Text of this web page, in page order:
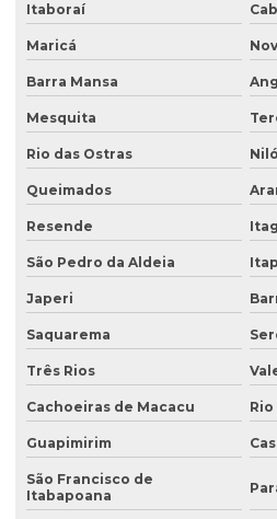
Análise de solo contaminado
Análise de solo física
Análise de solo fósforo
Análise de solo laboratório
Análise de solo valor
Avaliação ambiental preliminar
Avaliação ambiental de terrenos
Avaliação de área de risco ambiental
Avaliação de áreas contaminadas
Avaliação de efluentes industriais
Avaliação de passivo ambiental
Itaboraí
Maricá
Barra Mansa
Mesquita
Rio das Ostras
Queimados
Resende
São Pedro da Aldeia
Japeri
Saquarema
Três Rios
Cachoeiras de Macacu
Guapimirim
São Francisco de
Itabapoana